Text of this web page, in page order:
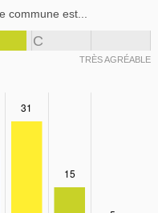
commune est...
C
TRÈS AGRÉABLE